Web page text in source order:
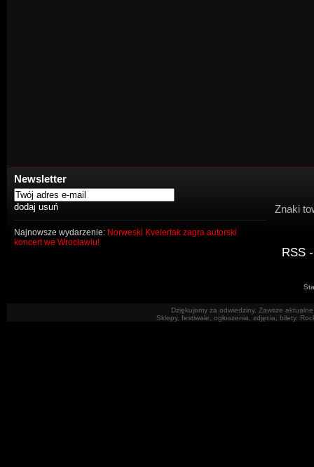
Newsletter
Najnowsze wydarzenie: Norweski Kvelertak zagra autorski
koncert we Wrocławiu!
Znaki
RSS
Dziękujemy za odwiedziny. Zawsze
Sklepy, festiwale, ogłoszenia, zdjęcia, bilety.